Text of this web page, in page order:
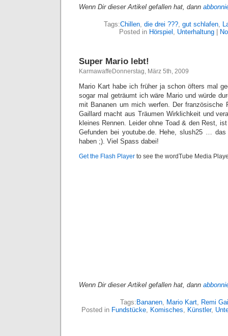
Wenn Dir dieser Artikel gefallen hat, dann
Tags:Chillen, die drei ???, gut schlafen,
Posted in Hörspiel , Unterhaltung
Super Mario lebt!
KarmawaffeDonnerstag, März 5th, 2009
Mario Kart habe ich früher ja schon öfters mal
sogar mal geträumt ich wäre Mario und würde
mit Bananen um mich werfen. Der französische
Gaillard macht aus Träumen Wirklichkeit und
kleines Rennen. Leider ohne Toad & den Rest,
Gefunden bei youtube.de. Hehe, slush25 …
haben ;). Viel Spass dabei!
Get the Flash Player to see the wordTube Media
Wenn Dir dieser Artikel gefallen hat, dann
Tags: Bananen, Mario Kart, Remi
Posted in Fundstücke, Komisches, Künstler,